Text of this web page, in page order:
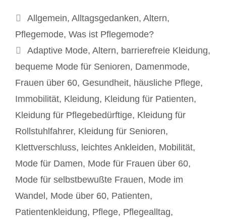
Kategorien
Allgemein, Alltagsgedanken, Altern,
Pflegemode, Was ist Pflegemode?
Schlagwörter
Adaptive Mode, Altern, barrierefreie Kleidung,
bequeme Mode für Senioren, Damenmode,
Frauen über 60, Gesundheit, häusliche Pflege,
Immobilität, Kleidung, Kleidung für Patienten,
Kleidung für Pflegebedürftige, Kleidung für
Rollstuhlfahrer, Kleidung für Senioren,
Klettverschluss, leichtes Ankleiden, Mobilität,
Mode für Damen, Mode für Frauen über 60,
Mode für selbstbewußte Frauen, Mode im
Wandel, Mode über 60, Patienten,
Patientenkleidung, Pflege, Pflegealltag,